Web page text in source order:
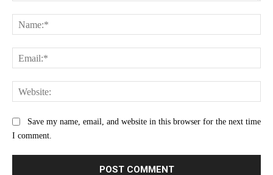
Save my name, email, and website in this browser for the next time
I comment.